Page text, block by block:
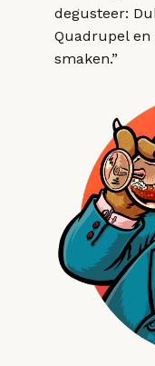
degusteer:
Quadrupel en
smaken.”